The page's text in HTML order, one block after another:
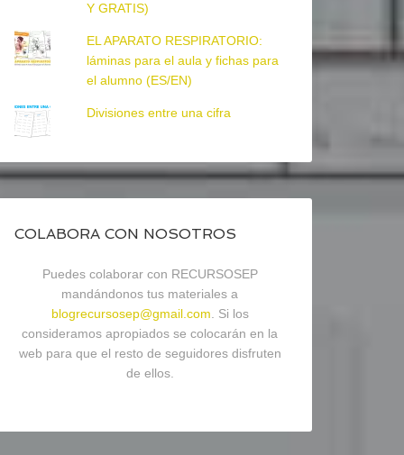
Y GRATIS)
EL APARATO RESPIRATORIO:
láminas para el aula y fichas para
el alumno (ES/EN)
Divisiones entre una cifra
COLABORA CON NOSOTROS
Puedes colaborar con RECURSOSEP
mandándonos tus materiales a
blogrecursosep@gmail.com . Si los
consideramos apropiados se colocarán en la
web para que el resto de seguidores disfruten
de ellos.